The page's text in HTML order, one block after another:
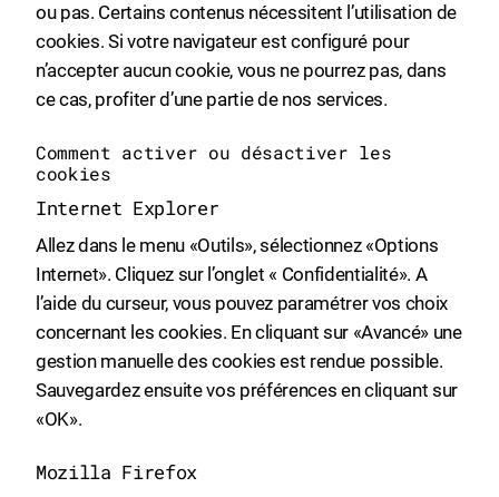
ou pas. Certains contenus nécessitent l’utilisation de
cookies. Si votre navigateur est configuré pour
n’accepter aucun cookie, vous ne pourrez pas, dans
ce cas, profiter d’une partie de nos services.
Comment activer ou désactiver les
cookies
Internet Explorer
Allez dans le menu «Outils», sélectionnez «Options
Internet». Cliquez sur l’onglet « Confidentialité». A
l’aide du curseur, vous pouvez paramétrer vos choix
concernant les cookies. En cliquant sur «Avancé» une
gestion manuelle des cookies est rendue possible.
Sauvegardez ensuite vos préférences en cliquant sur
«OK».
Mozilla Firefox